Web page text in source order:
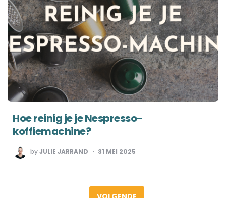
Hoe reinig je je Nespresso-
koffiemachine?
POSTED
BY
byJULIE JARRAND 31 MEI 2025